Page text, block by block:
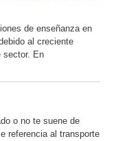
de enseñanza en
al creciente
sector. En
o no te suene de
referencia al transporte